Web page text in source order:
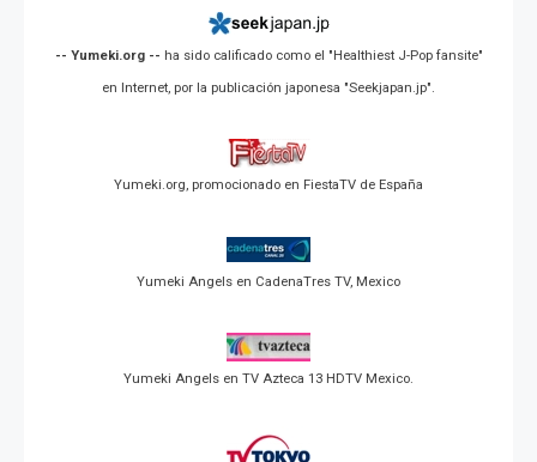
-- Yumeki.org -- ha sido calificado como el "Healthiest J-Pop fansite"
en Internet, por la publicación japonesa "Seekjapan.jp".
Yumeki.org, promocionado en FiestaTV de España
Yumeki Angels en CadenaTres TV, Mexico
Yumeki Angels en TV Azteca 13 HDTV Mexico.